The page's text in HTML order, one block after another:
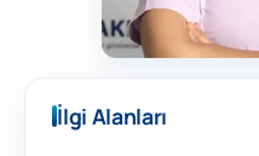
İlgi Alanları